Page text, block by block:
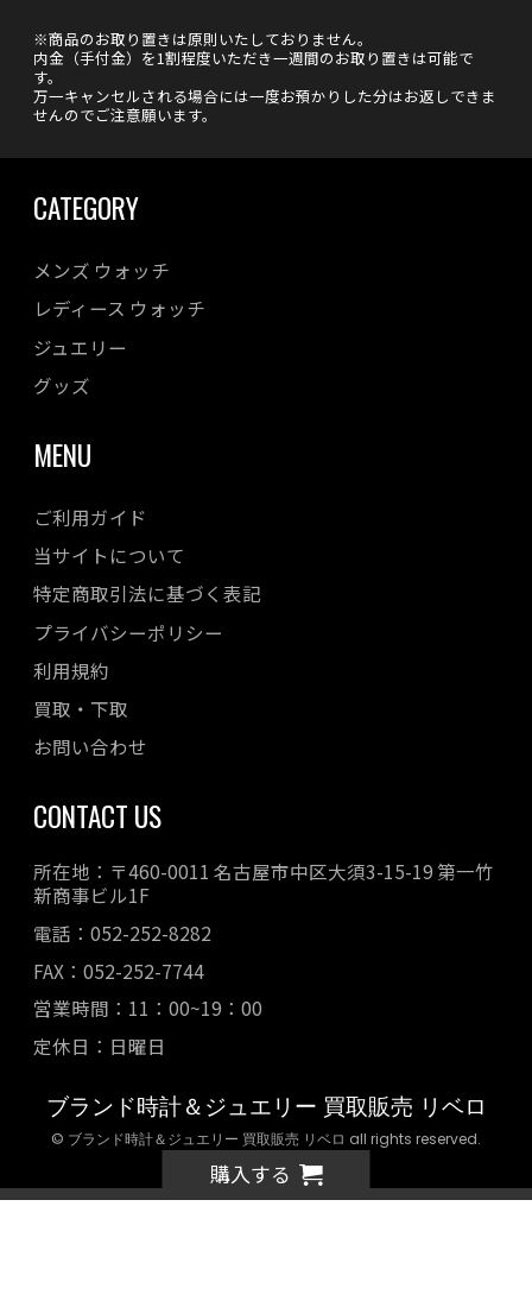
購入する
※商品のお取り置きは原則いたしておりません。
内金（手付金）を1割程度いただき一週間のお取り置きは可能で
す。
万一キャンセルされる場合には一度お預かりした分はお返しできま
せんのでご注意願います。
CATEGORY
メンズ ウォッチ
レディース ウォッチ
ジュエリー
グッズ
MENU
ご利用ガイド
当サイトについて
特定商取引法に基づく表記
プライバシーポリシー
利用規約
買取・下取
お問い合わせ
CONTACT US
所在地：〒460-0011 名古屋市中区大須3-15-19 第一竹
新商事ビル1F
電話：052-252-8282
FAX：052-252-7744
営業時間：11：00~19：00
定休日：日曜日
ブランド時計＆ジュエリー 買取販売 リベロ
© ブランド時計＆ジュエリー 買取販売 リベロ all rights reserved.